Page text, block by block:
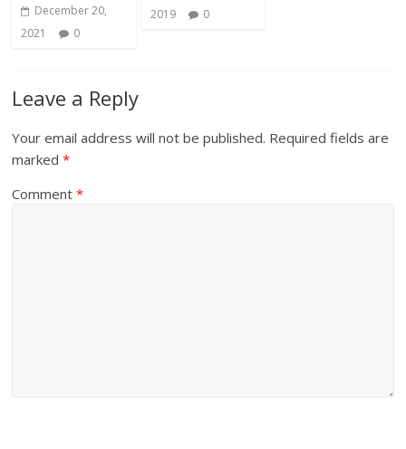
December 20,
2021
0
2019
0
Leave a Reply
Your email address will not be published. Required fields are
marked*
Comment*